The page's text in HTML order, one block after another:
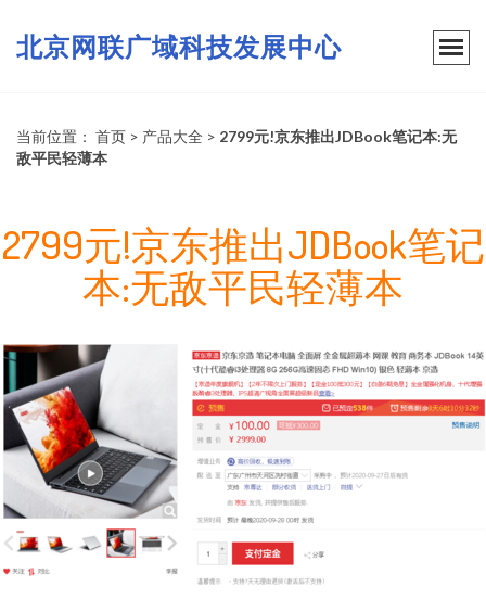
北京网联广域科技发展中心
当前位置： 首页 > 产品大全 > 2799元!京东推出JDBook笔记本:无
敌平民轻薄本
2799元!京东推出JDBook笔记
本:无敌平民轻薄本